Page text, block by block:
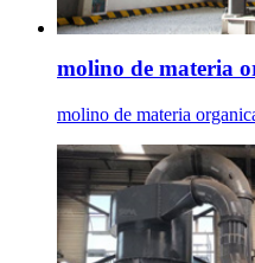
molino de materia
molino de materia